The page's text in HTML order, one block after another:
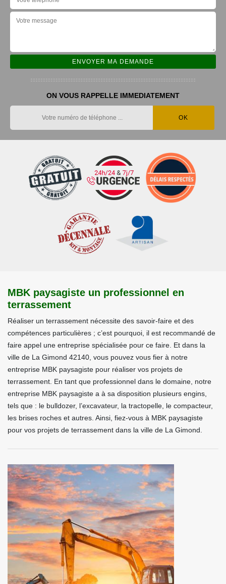
ON VOUS RAPPELLE IMMEDIATEMENT
MBK paysagiste un professionnel en
terrassement
Réaliser un terrassement nécessite des savoir-faire et des
compétences particulières ; c’est pourquoi, il est recommandé de
faire appel une entreprise spécialisée pour ce faire. Et dans la
ville de La Gimond 42140, vous pouvez vous fier à notre
entreprise MBK paysagiste pour réaliser vos projets de
terrassement. En tant que professionnel dans le domaine, notre
entreprise MBK paysagiste a à sa disposition plusieurs engins,
tels que : le bulldozer, l’excavateur, la tractopelle, le compacteur,
les brises roches et autres. Ainsi, fiez-vous à MBK paysagiste
pour vos projets de terrassement dans la ville de La Gimond.